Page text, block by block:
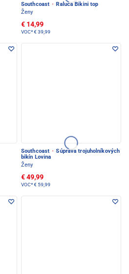
Southcoast · Raluca Bikini top
Ženy
€ 14,99
VOC*€ 39,99
Southcoast · Súprava trojuholníkových
bikín Lovina
Ženy
€ 49,99
VOC*€ 59,99